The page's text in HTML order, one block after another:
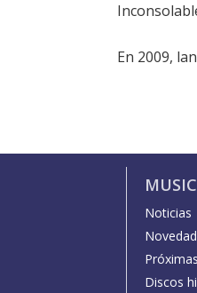
En 2009,
Noticias
Discos